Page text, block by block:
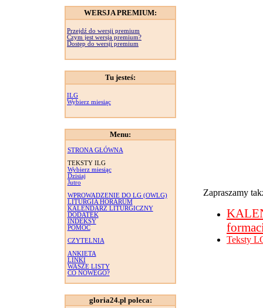
WERSJA PREMIUM:
Przejdź do wersji premium
Czym jest wersja premium?
Dostęp do wersji premium
Tu jesteś:
ILG
Wybierz miesiąc
Menu:
STRONA GŁÓWNA
TEKSTY ILG
Wybierz miesiąc
Dzisiaj
Jutro
WPROWADZENIE DO LG (OWLG)
LITURGIA HORARUM
KALENDARZ LITURGICZNY
DODATEK
INDEKSY
POMOC
CZYTELNIA
ANKIETA
LINKI
WASZE LISTY
CO NOWEGO?
gloria24.pl poleca:
Zapraszamy
Teksty